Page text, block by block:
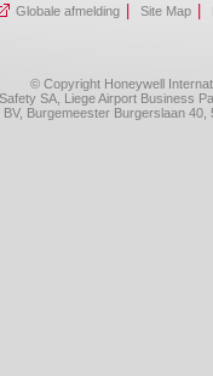
Globale afmelding Site Map
© Copyright Honeywell
SA, Liege Airport Business
Burgemeester Burgerslaan